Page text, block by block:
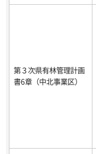
第３次県有林管理計画
書6章（中北事業区）